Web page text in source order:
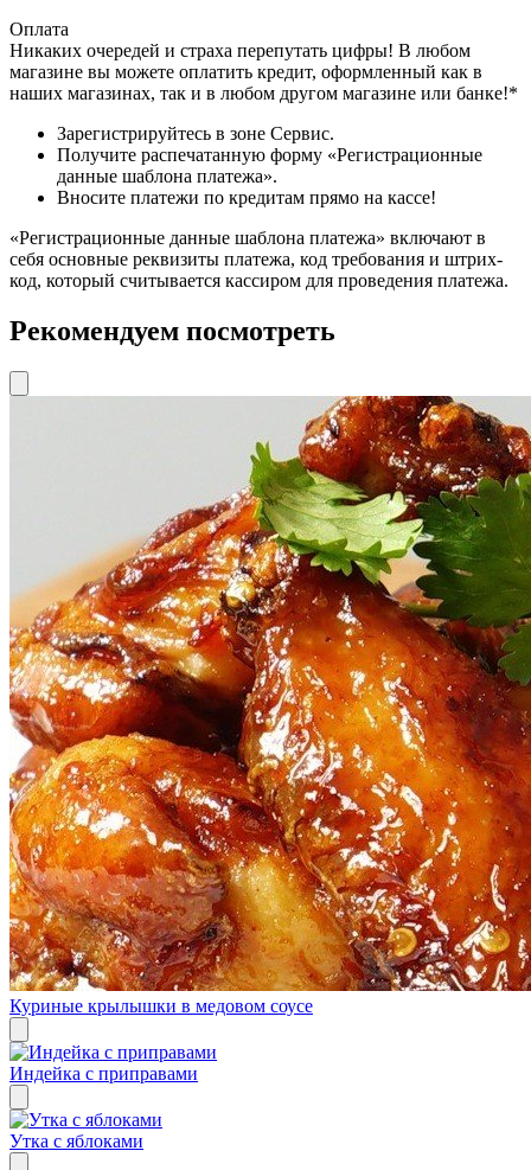
Оплата
Никаких очередей и страха перепутать цифры! В любом
магазине вы можете оплатить кредит, оформленный как в
наших магазинах, так и в любом другом магазине или банке!*
Зарегистрируйтесь в зоне Сервис.
Получите распечатанную форму «Регистрационные
данные шаблона платежа».
Вносите платежи по кредитам прямо на кассе!
«Регистрационные данные шаблона платежа» включают в
себя основные реквизиты платежа, код требования и штрих-
код, который считывается кассиром для проведения платежа.
Рекомендуем посмотреть
Куриные крылышки в медовом соусе
Индейка с приправами
Утка с яблоками